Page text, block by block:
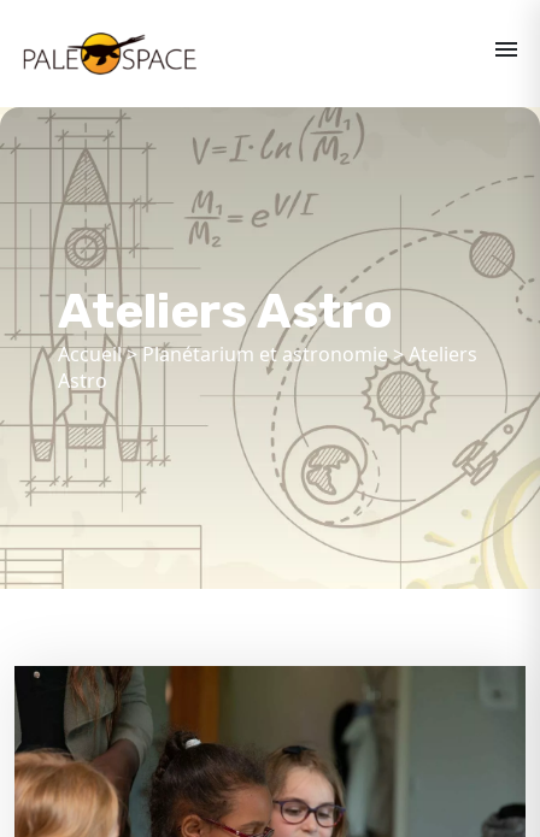
menu
Ateliers Astro
Accueil>Planétarium et astronomie>Ateliers
Astro